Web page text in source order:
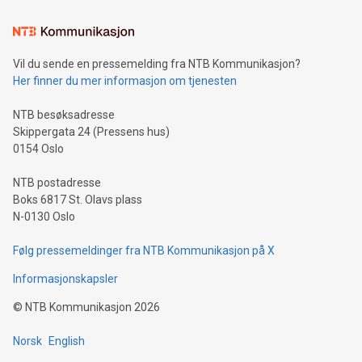
Vil du sende en pressemelding fra NTB Kommunikasjon?
Her finner du mer informasjon om tjenesten
NTB besøksadresse
Skippergata 24 (Pressens hus)
0154 Oslo
NTB postadresse
Boks 6817 St. Olavs plass
N-0130 Oslo
Følg pressemeldinger fra NTB Kommunikasjon på X
Informasjonskapsler
© NTB Kommunikasjon 2026
Norsk English